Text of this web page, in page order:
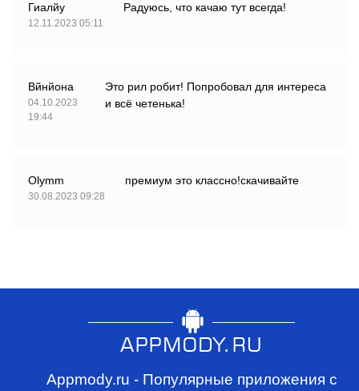
Гиалйу
12.11.2023 05:11
Радуюсь, что качаю тут всегда!
Вйнйона
04.10.2023
19:44
Это рил робит! Попробовал для интереса
и всё четенька!
Оlymm
30.08.2023 09:28
премиум это классно!скачивайте
Appmody.ru - Популярные приложения с